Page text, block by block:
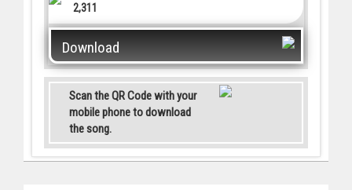
2,311
Download
Scan the QR Code with your
mobile phone to download
the song.